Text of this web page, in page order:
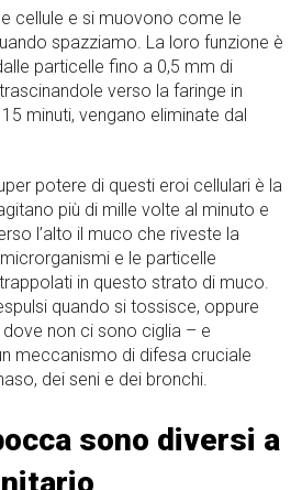
cellule e si muovono come le
spazziamo. La loro funzione è
particelle fino a 0,5 mm di
verso la faringe in
minuti, vengano eliminate dal
potere di questi eroi cellulari è la
più di mille volte al minuto e
l’alto il muco che riveste la
e le particelle
in questo strato di muco.
quando si tossisce, oppure
non ci sono ciglia – e
meccanismo di difesa cruciale
dei seni e dei bronchi.
sono diversi a